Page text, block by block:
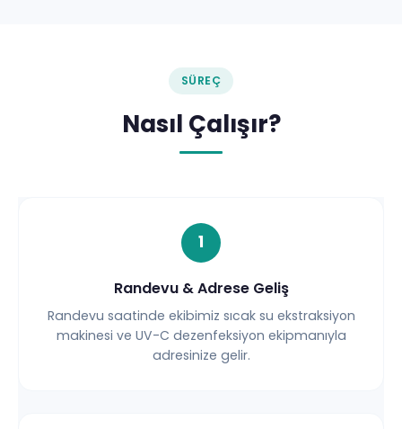
SÜREÇ
Nasıl Çalışır?
1
Randevu & Adrese Geliş
Randevu saatinde ekibimiz sıcak su ekstraksiyon
makinesi ve UV-C dezenfeksiyon ekipmanıyla
adresinize gelir.